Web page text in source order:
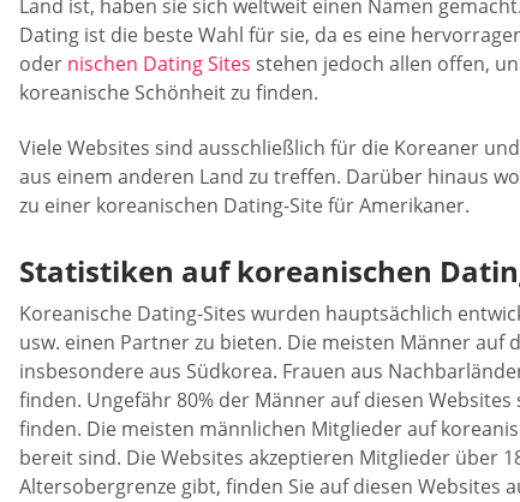
Land ist, haben sie sich weltweit einen Namen
Dating ist die beste Wahl für sie, da es eine
oder nischen Dating Sites stehen jedoch allen offen,
koreanische Schönheit zu finden.
Viele Websites sind ausschließlich für die Koreaner
aus einem anderen Land zu treffen. Darüber hinaus
zu einer koreanischen Dating-Site für Amerikaner.
Statistiken auf koreanischen
Koreanische Dating-Sites wurden hauptsächlich
usw. einen Partner zu bieten. Die meisten Männer auf
insbesondere aus Südkorea. Frauen aus
finden. Ungefähr 80% der Männer auf diesen
finden. Die meisten männlichen Mitglieder auf
bereit sind. Die Websites akzeptieren Mitglieder über
Altersobergrenze gibt, finden Sie auf diesen Websites